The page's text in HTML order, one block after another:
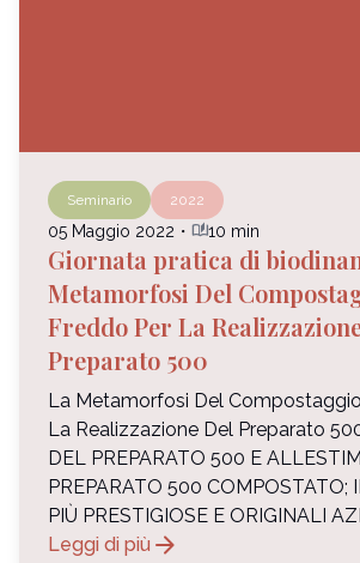
Seminario 2022
05 Maggio 2022 ・ auto_stories10 min
Giornata pratica di
Metamorfosi Del
Freddo Per La
Preparato 500
La Metamorfosi Del
La Realizzazione Del Preparato
DEL PREPARATO 500 E
PREPARATO 500 COMPOSTATO;
PIÙ PRESTIGIOSE E ORIGINALI
Leggi di più arrow_forward